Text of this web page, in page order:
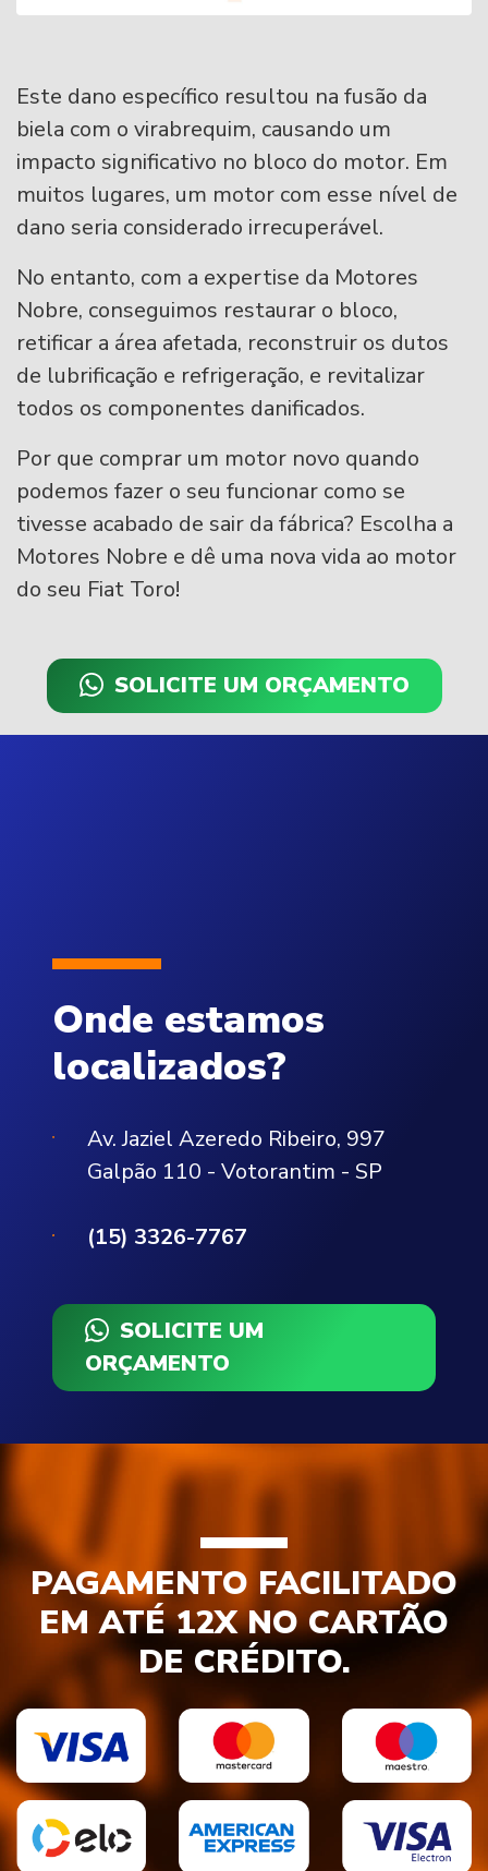
Este dano específico resultou na fusão da
biela com o virabrequim, causando um
impacto significativo no bloco do motor. Em
muitos lugares, um motor com esse nível de
dano seria considerado irrecuperável.
No entanto, com a expertise da Motores
Nobre, conseguimos restaurar o bloco,
retificar a área afetada, reconstruir os dutos
de lubrificação e refrigeração, e revitalizar
todos os componentes danificados.
Por que comprar um motor novo quando
podemos fazer o seu funcionar como se
tivesse acabado de sair da fábrica? Escolha a
Motores Nobre e dê uma nova vida ao motor
do seu Fiat Toro!
SOLICITE UM ORÇAMENTO
Onde estamos
localizados?
Av. Jaziel Azeredo Ribeiro, 997
Galpão 110 - Votorantim - SP
(15) 3326-7767
SOLICITE UM
ORÇAMENTO
PAGAMENTO FACILITADO
EM ATÉ 12X NO CARTÃO
DE CRÉDITO.